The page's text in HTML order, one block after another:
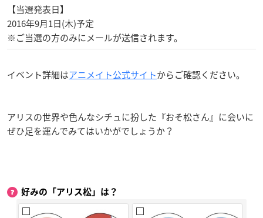
【当選発表日】
2016年9月1日(木)予定
※ご当選の方のみにメールが送信されます。
イベント詳細はアニメイト公式サイトからご確認ください。
アリスの世界や色んなシチュに扮した『おそ松さん』に会いに
ぜひ足を運んでみてはいかがでしょうか？
好みの「アリス松」は？